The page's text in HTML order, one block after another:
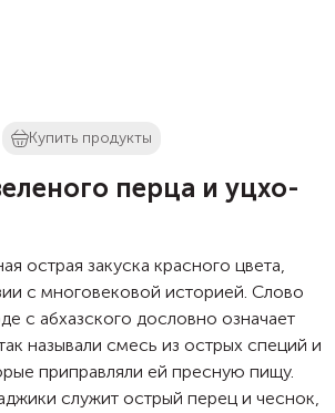
Купить продукты
перца и уцхо-
острая закуска красного цвета,
с многовековой историей. Слово
с абхазского дословно означает
называли смесь из острых специй и
приправляли ей пресную пищу.
служит острый перец и чеснок,